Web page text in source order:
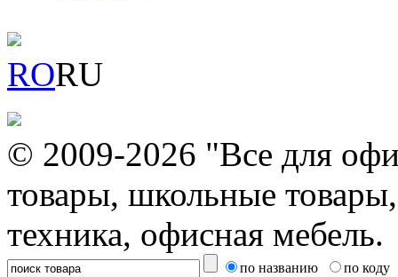
RORU
© 2009-2026 "Все для
товары, школьные
техника, офисная мебель.
по названию по коду